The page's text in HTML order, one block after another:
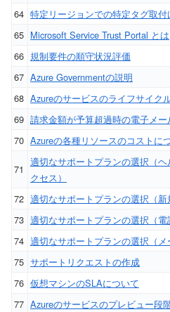
64 特定リージョンでの特定タグ取付
65 Microsoft Service Trust Portal とは
66 規制要件の順守状況評価
67 Azure Governmentの説明
68 Azureのサービスのライフサイク
69 請求金額が予算超過時の電子メー
70 Azureの各種リソースのコストに
71
適切なサポートプランの選択（
クセス）
72 適切なサポートプランの選択（新
73 適切なサポートプランの選択（電
74 適切なサポートプランの選択（メ
75 サポートリクエストの作成
76 仮想マシンのSLAについて
77 Azureのサービスのプレビュー段